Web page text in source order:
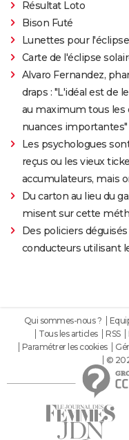
Résultat Loto
Bison Futé
Lunettes pour l'éclipse
Carte de l'éclipse
Alvaro Fernandez,
draps : "L'idéal est de
au maximum tous les
nuances importantes"
Les psychologues
reçus ou les vieux
accumulateurs, mais
Du carton au lieu du
misent sur cette
Des policiers
conducteurs utilisant
Qui sommes-nous ?
Tous les articles
RSS
Paramétrer les cookies
©